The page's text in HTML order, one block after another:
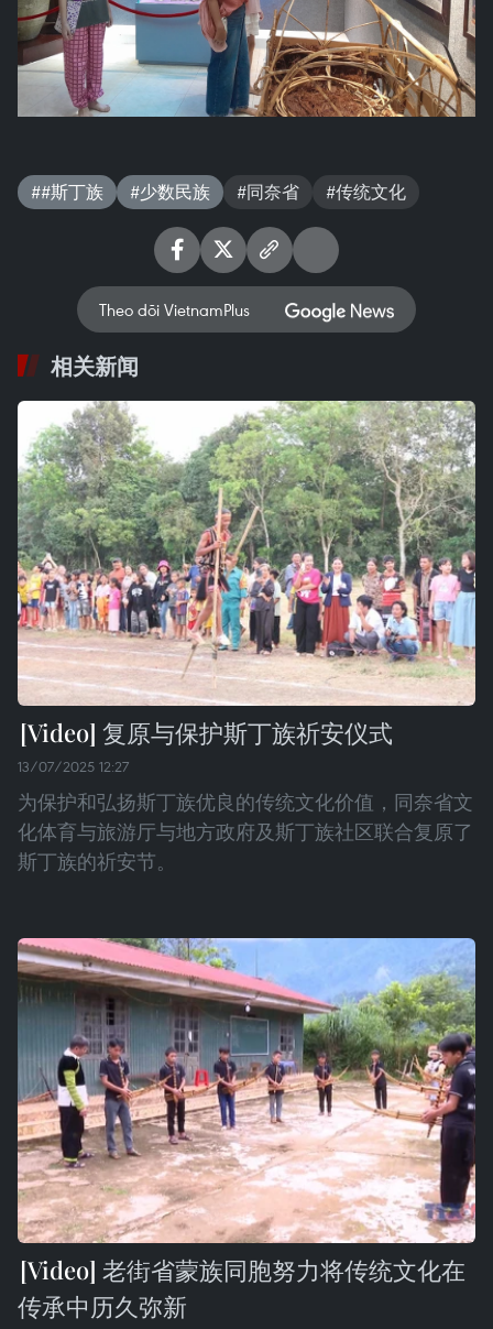
##斯丁族 #少数民族 #同奈省 #传统文化
Theo dõi VietnamPlus
相关新闻
复原与保护斯丁族祈安仪式
13/07/2025 12:27
为保护和弘扬斯丁族优良的传统文化价值，同奈省文
化体育与旅游厅与地方政府及斯丁族社区联合复原了
斯丁族的祈安节。
老街省蒙族同胞努力将传统文化在
传承中历久弥新